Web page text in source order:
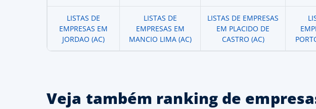
LISTAS DE
EMPRESAS EM
JORDAO (AC)
LISTAS DE
EMPRESAS EM
MANCIO LIMA (AC)
LISTAS DE EMPRESAS
EM PLACIDO DE
CASTRO (AC)
Veja também ranking de